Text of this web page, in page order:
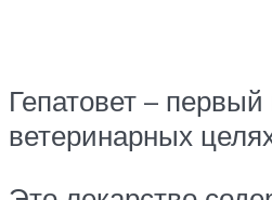
Гепатовет –
ветеринарных